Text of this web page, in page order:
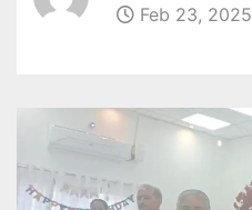
Feb 23, 2025